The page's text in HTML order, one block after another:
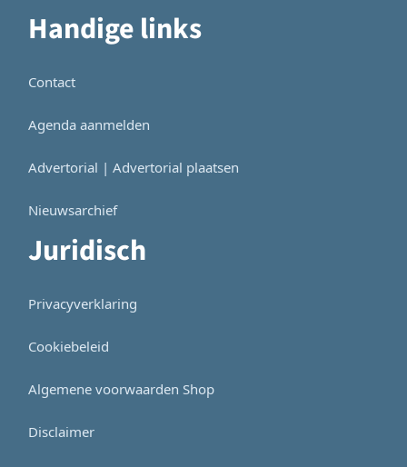
Handige links
Contact
Agenda aanmelden
Advertorial | Advertorial plaatsen
Nieuwsarchief
Juridisch
Privacyverklaring
Cookiebeleid
Algemene voorwaarden Shop
Disclaimer